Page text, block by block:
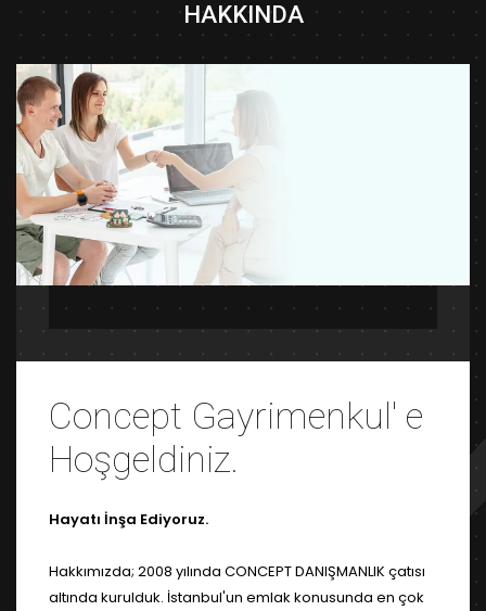
HAKKINDA
Concept Gayrimenkul' e
Hoşgeldiniz.
Hayatı İnşa Ediyoruz.
Hakkımızda; 2008 yılında CONCEPT DANIŞMANLIK çatısı
altında kurulduk. İstanbul'un emlak konusunda en çok